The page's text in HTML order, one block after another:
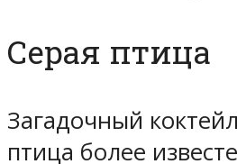
Серая птица
Загадочный
птица более